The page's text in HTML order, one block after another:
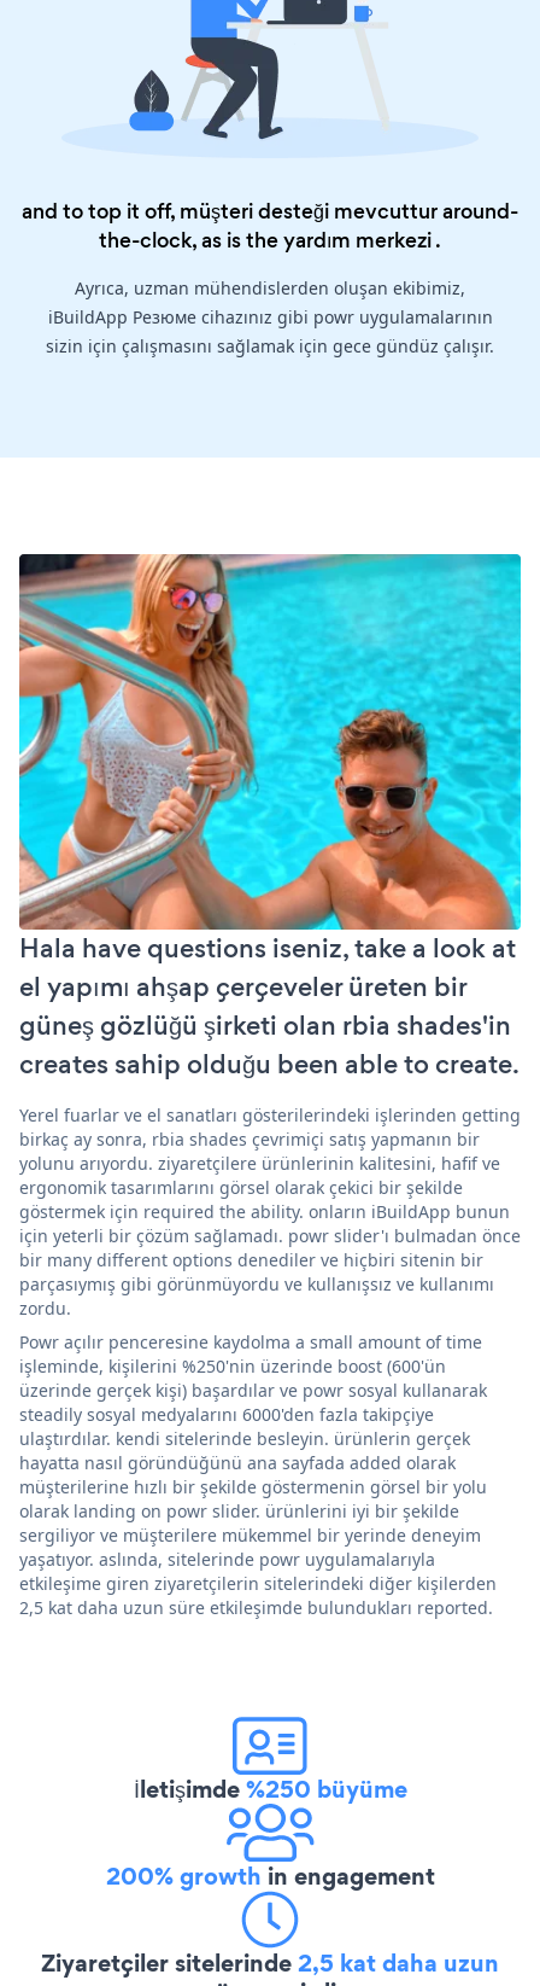
and to top it off, müşteri desteği mevcuttur around-
the-clock, as is theyardım merkezi.
Ayrıca, uzman mühendislerden oluşan ekibimiz,
iBuildApp Резюме cihazınız gibi powr uygulamalarının
sizin için çalışmasını sağlamak için gece gündüz çalışır.
Hala have questions iseniz, take a look at
el yapımı ahşap çerçeveler üreten bir
güneş gözlüğü şirketi olan rbia shades'in
creates sahip olduğu been able to create.
Yerel fuarlar ve el sanatları gösterilerindeki işlerinden getting
birkaç ay sonra, rbia shades çevrimiçi satış yapmanın bir
yolunu arıyordu. ziyaretçilere ürünlerinin kalitesini, hafif ve
ergonomik tasarımlarını görsel olarak çekici bir şekilde
göstermek için required the ability. onların iBuildApp bunun
için yeterli bir çözüm sağlamadı. powr slider'ı bulmadan önce
bir many different options denediler ve hiçbiri sitenin bir
parçasıymış gibi görünmüyordu ve kullanışsız ve kullanımı
zordu.
Powr açılır penceresine kaydolma a small amount of time
işleminde, kişilerini %250'nin üzerinde boost (600'ün
üzerinde gerçek kişi) başardılar ve powr sosyal kullanarak
steadily sosyal medyalarını 6000'den fazla takipçiye
ulaştırdılar. kendi sitelerinde besleyin. ürünlerin gerçek
hayatta nasıl göründüğünü ana sayfada added olarak
müşterilerine hızlı bir şekilde göstermenin görsel bir yolu
olarak landing on powr slider. ürünlerini iyi bir şekilde
sergiliyor ve müşterilere mükemmel bir yerinde deneyim
yaşatıyor. aslında, sitelerinde powr uygulamalarıyla
etkileşime giren ziyaretçilerin sitelerindeki diğer kişilerden
2,5 kat daha uzun süre etkileşimde bulundukları reported.
İletişimde%250 büyüme
200% growth in engagement
Ziyaretçiler sitelerinde2,5 kat daha uzun